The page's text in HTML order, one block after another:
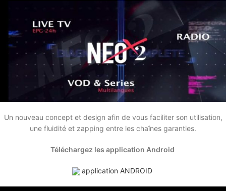
Un nouveau concept et design afin de vous faciliter son utilisation,
une fluidité et zapping entre les chaînes garanties.
Téléchargez les application Android
application ANDROID